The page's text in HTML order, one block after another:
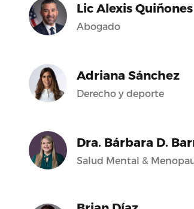
Lic Alexis Quiñones
Abogado
Adriana Sánchez
Derecho y deporte
Dra. Bárbara D.
Salud Mental &